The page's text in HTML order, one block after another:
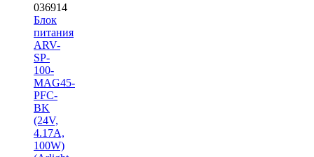
036914
Блок
питания
ARV-
SP-
100-
MAG45-
PFC-
BK
(24V,
4.17A,
100W)